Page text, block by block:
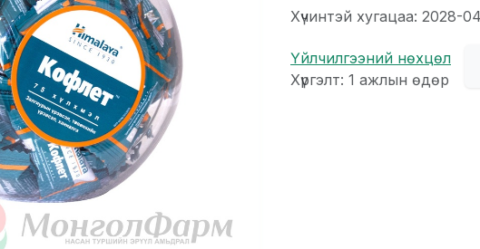
Хүчинтэй хугацаа: 2028-
Үйлчилгээний нөхцөл
Хүргэлт: 1 ажлын өдөр